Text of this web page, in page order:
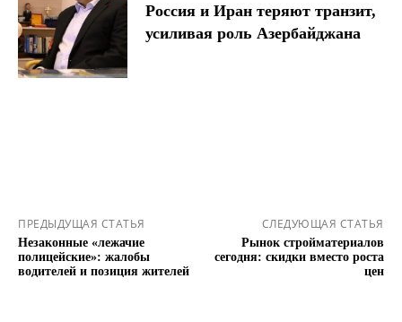
Россия и Иран теряют транзит,
усиливая роль Азербайджана
ПРЕДЫДУЩАЯ СТАТЬЯ
Незаконные «лежачие
полицейские»: жалобы
водителей и позиция жителей
СЛЕДУЮЩАЯ СТАТЬЯ
Рынок стройматериалов
сегодня: скидки вместо роста
цен